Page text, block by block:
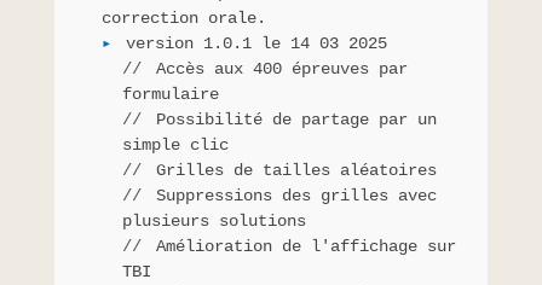
correction orale.
version 1.0.1 le 14 03 2025
Accès aux 400 épreuves par
formulaire
Possibilité de partage par un
simple clic
Grilles de tailles aléatoires
Suppressions des grilles avec
plusieurs solutions
Amélioration de l'affichage sur
TBI